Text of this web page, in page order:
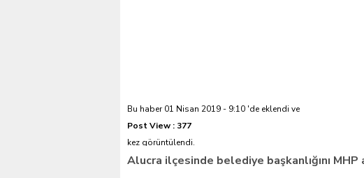
Bu haber 01 Nisan 2019 - 9:10 'de eklendi ve
Post View : 377
kez görüntülendi.
Alucra ilçesinde belediye başkanlığını MHP